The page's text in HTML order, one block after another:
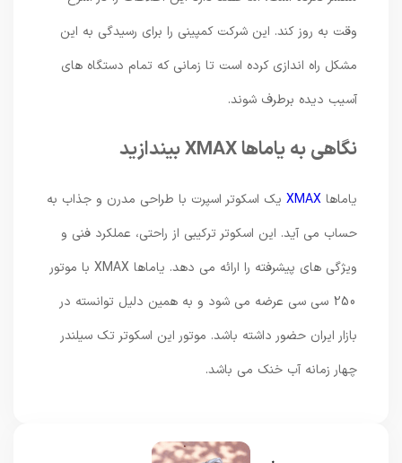
وقت به روز کند. این شرکت کمپینی را برای رسیدگی به این
مشکل راه اندازی کرده است تا زمانی که تمام دستگاه های
آسیب دیده برطرف شوند.
نگاهی به یاماها XMAX بیندازید
XMAX یک اسکوتر اسپرت با طراحی مدرن و جذاب به
حساب می آید. این اسکوتر ترکیبی از راحتی، عملکرد فنی و
ویژگی های پیشرفته را ارائه می دهد. یاماها XMAX با موتور
250 سی سی عرضه می شود و به همین دلیل توانسته در
بازار ایران حضور داشته باشد. موتور این اسکوتر تک سیلندر
چهار زمانه آب خنک می باشد.